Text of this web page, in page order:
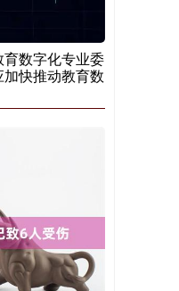
数字化专业委
快推动教育数